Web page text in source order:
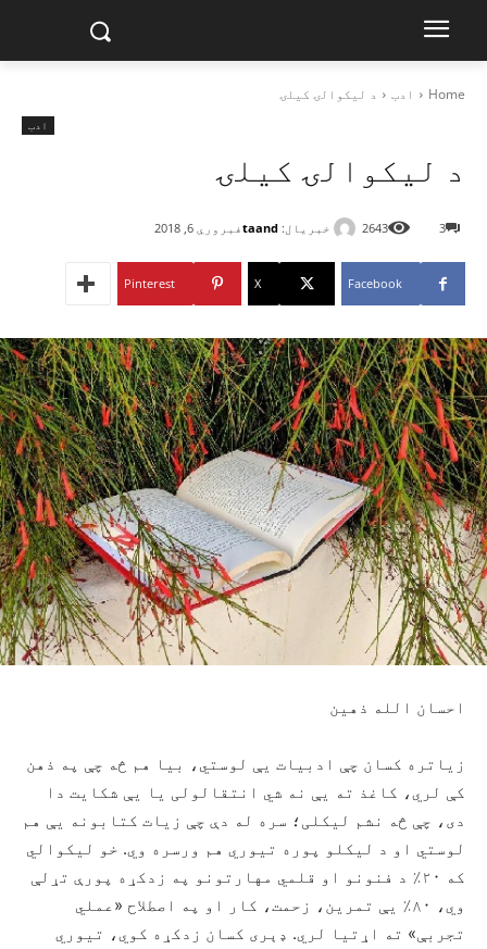
Home ادب د لیکوالۍ کیلۍ
ادب
د لیکوالۍ کیلۍ
خبریال: taandفبروري 6, 2018 3
2643
Facebook
X
Pinterest
احسان الله ذهین
زیاتره کسان چې ادبیات يې لوستي، بیا هم څه چې په ذهن
کې لري، کاغذ ته يې نه شي انتقالولی یا يې شکایت دا
دی، چې څه نشم لیکلی؛ سره له دې چې زیات کتابونه يې هم
لوستي او د لیکلو پوره تیوري هم ورسره وي. خو لیکوالي
که ۲۰٪ د فنونو او قلمي مهارتونو په زدکړه پورې تړلې
وي، ۸۰٪ يې تمرین، زحمت، کار او په اصطلاح «عملي
تجربې» ته اړتیا لري. ډېری کسان زدکړه کوي، تیوري